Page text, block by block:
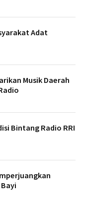
Adat
Musik Daerah
Bintang Radio RRI